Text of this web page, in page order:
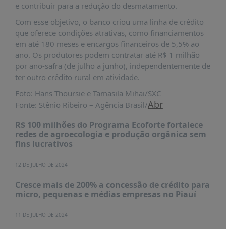
INSCRIÇÕES
MATERIAIS
DISPONÍVEIS
PUBLICAÇÕES
RUMOS
NOTÍCIAS
ABDE-
PRÊMIO
ABDE
JORNALISMO
e contribuir para a redução do desmatamento.
Com esse objetivo, o banco criou uma linha de crédito
que oferece condições atrativas, como financiamentos
em até 180 meses e encargos financeiros de 5,5% ao
ano. Os produtores podem contratar até R$ 1 milhão
por ano-safra (de julho a junho), independentemente de
ter outro crédito rural em atividade.
Foto: Hans Thoursie e Tamasila Mihai/SXC
Fonte: Stênio Ribeiro – Agência Brasil/Abr
R$ 100 milhões do Programa Ecoforte fortalece
redes de agroecologia e produção orgânica sem
fins lucrativos
12 DE JULHO DE 2024
Cresce mais de 200% a concessão de crédito para
micro, pequenas e médias empresas no Piauí
11 DE JULHO DE 2024